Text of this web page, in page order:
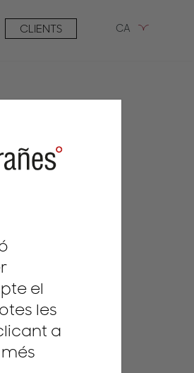
CLIENTS CA
a un
el
les
a